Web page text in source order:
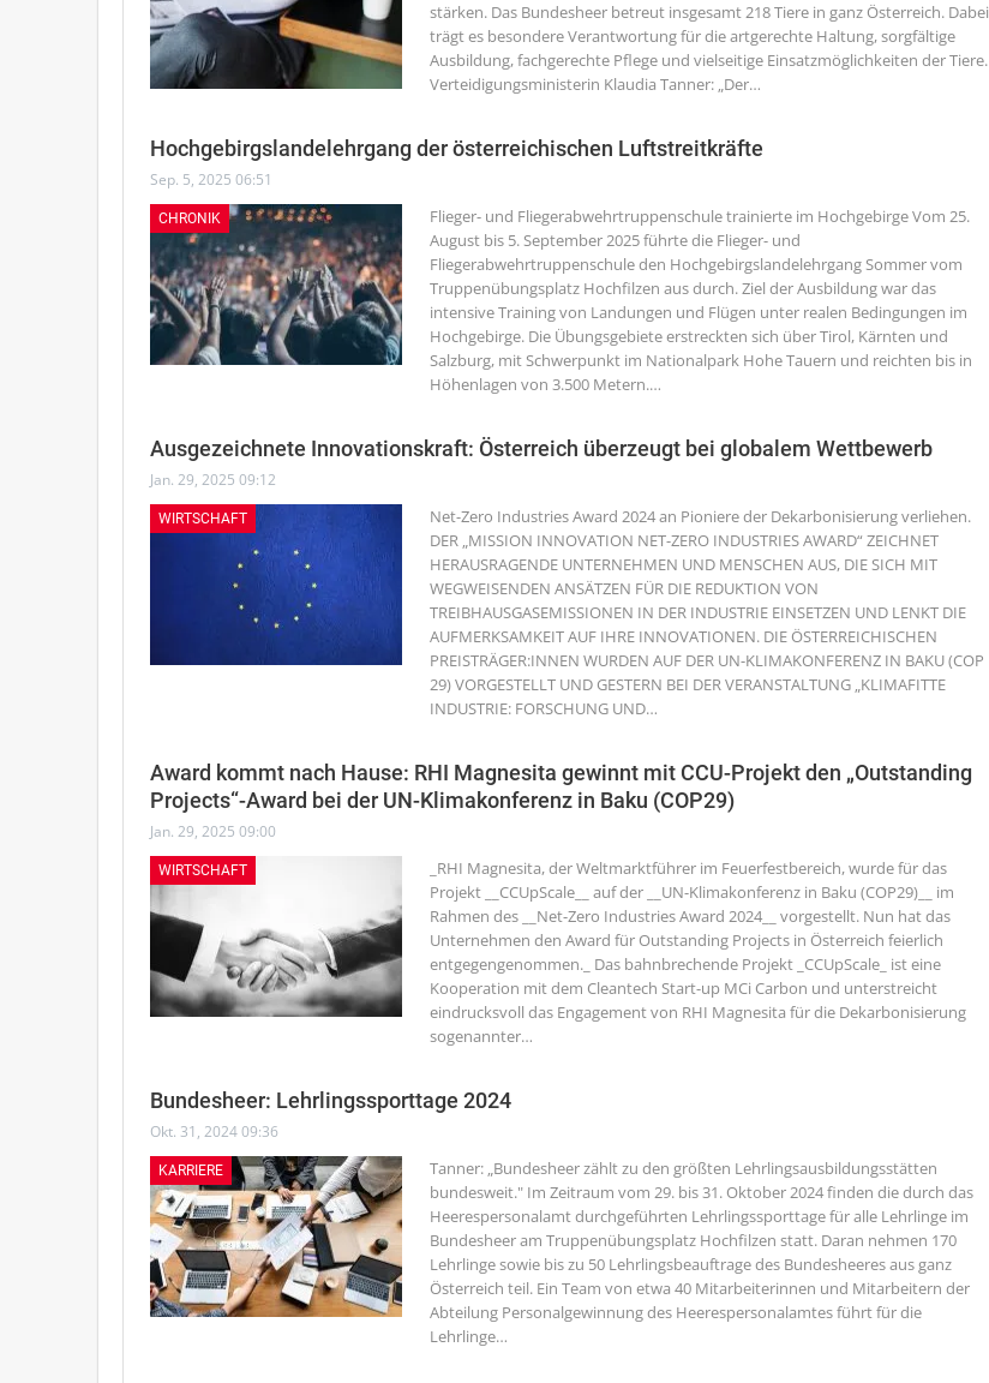
stärken. Das Bundesheer betreut insgesamt 218 Tiere in ganz Österreich. Dabei
trägt es besondere Verantwortung für die artgerechte Haltung, sorgfältige
Ausbildung, fachgerechte Pflege und vielseitige Einsatzmöglichkeiten der Tiere.
Verteidigungsministerin Klaudia Tanner: „Der…
Hochgebirgslandelehrgang der österreichischen Luftstreitkräfte
Sep. 5, 2025 06:51
CHRONIK Flieger- und Fliegerabwehrtruppenschule trainierte im HochgebirgeVom 25.
August bis 5. September 2025 führte die Flieger- und
Fliegerabwehrtruppenschule den Hochgebirgslandelehrgang Sommer vom
Truppenübungsplatz Hochfilzen aus durch. Ziel der Ausbildung war das
intensive Training von Landungen und Flügen unter realen Bedingungen im
Hochgebirge. Die Übungsgebiete erstreckten sich über Tirol, Kärnten und
Salzburg, mit Schwerpunkt im Nationalpark Hohe Tauern und reichten bis in
Höhenlagen von 3.500 Metern.…
Ausgezeichnete Innovationskraft: Österreich überzeugt bei globalem Wettbewerb
Jan. 29, 2025 09:12
WIRTSCHAFT
Net-Zero Industries Award 2024 an Pioniere der Dekarbonisierung verliehen.
DER „MISSION INNOVATION NET-ZERO INDUSTRIES AWARD“ ZEICHNET
HERAUSRAGENDE UNTERNEHMEN UND MENSCHEN AUS, DIE SICH MIT
WEGWEISENDEN ANSÄTZEN FÜR DIE REDUKTION VON
TREIBHAUSGASEMISSIONEN IN DER INDUSTRIE EINSETZEN UND LENKT DIE
AUFMERKSAMKEIT AUF IHRE INNOVATIONEN. DIE ÖSTERREICHISCHEN
PREISTRÄGER:INNEN WURDEN AUF DER UN-KLIMAKONFERENZ IN BAKU (COP
29) VORGESTELLT UND GESTERN BEI DER VERANSTALTUNG „KLIMAFITTE
INDUSTRIE: FORSCHUNG UND…
Award kommt nach Hause: RHI Magnesita gewinnt mit CCU-Projekt den „Outstanding
Projects“-Award bei der UN-Klimakonferenz in Baku (COP29)
Jan. 29, 2025 09:00
WIRTSCHAFT
_RHI Magnesita, der Weltmarktführer im Feuerfestbereich, wurde für das
Projekt __CCUpScale__ auf der __UN-Klimakonferenz in Baku (COP29)__ im
Rahmen des __Net-Zero Industries Award 2024__ vorgestellt. Nun hat das
Unternehmen den Award für Outstanding Projects in Österreich feierlich
entgegengenommen._ Das bahnbrechende Projekt _CCUpScale_ ist eine
Kooperation mit dem Cleantech Start-up MCi Carbon und unterstreicht
eindrucksvoll das Engagement von RHI Magnesita für die Dekarbonisierung
sogenannter…
Bundesheer: Lehrlingssporttage 2024
Okt. 31, 2024 09:36
KARRIERE
Tanner: „Bundesheer zählt zu den größten Lehrlingsausbildungsstätten
bundesweit." Im Zeitraum vom 29. bis 31. Oktober 2024 finden die durch das
Heerespersonalamt durchgeführten Lehrlingssporttage für alle Lehrlinge im
Bundesheer am Truppenübungsplatz Hochfilzen statt. Daran nehmen 170
Lehrlinge sowie bis zu 50 Lehrlingsbeauftrage des Bundesheeres aus ganz
Österreich teil. Ein Team von etwa 40 Mitarbeiterinnen und Mitarbeitern der
Abteilung Personalgewinnung des Heerespersonalamtes führt für die
Lehrlinge…